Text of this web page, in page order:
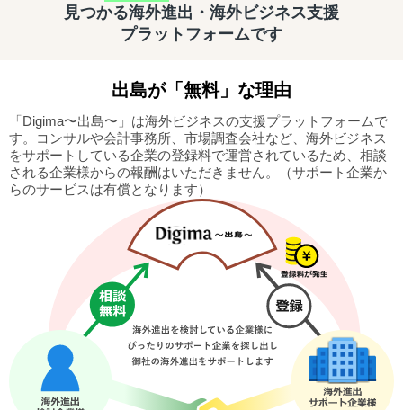
見つかる海外進出・海外ビジネス支援
プラットフォームです
出島が「無料」な理由
「Digima〜出島〜」は海外ビジネスの支援プラットフォームで
す。
コンサルや会計事務所、市場調査会社など、海外ビジネス
をサポートしている企業の登録料で運営されているため、相談
される企業様からの報酬はいただきません。
（サポート企業か
らのサービスは有償となります）